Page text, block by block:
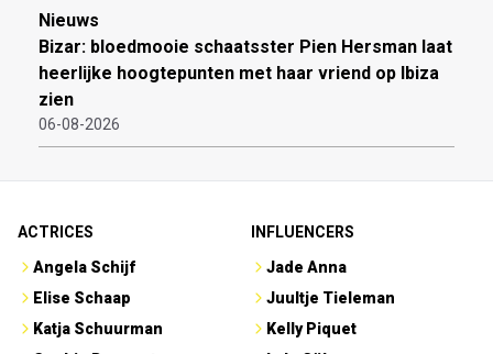
Nieuws
Bizar: bloedmooie schaatsster Pien Hersman laat
heerlijke hoogtepunten met haar vriend op Ibiza
zien
06-08-2026
ACTRICES
Angela Schijf
Elise Schaap
Katja Schuurman
INFLUENCERS
Jade Anna
Juultje Tieleman
Kelly Piquet